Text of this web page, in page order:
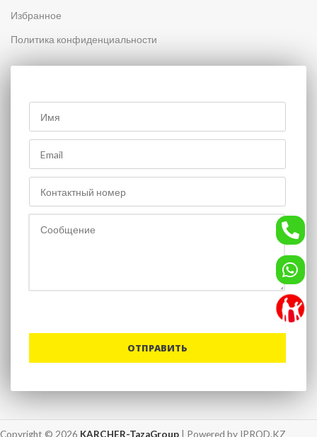
Избранное
Политика конфиденциальности
Copyright © 2026 KARCHER-TazaGroup | Powered by IPROD.KZ